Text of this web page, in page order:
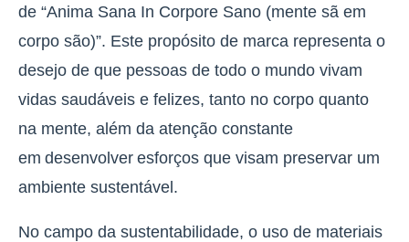
de “Anima Sana In Corpore Sano (mente sã em
corpo são)”. Este propósito de marca representa o
desejo de que pessoas de todo o mundo vivam
vidas saudáveis e felizes, tanto no corpo quanto
na mente, além da atenção constante
em desenvolver esforços que visam preservar um
ambiente sustentável.
No campo da sustentabilidade, o uso de materiais